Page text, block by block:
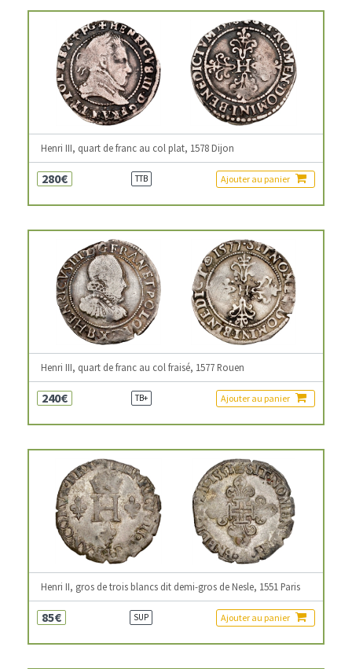
Henri III, quart de franc au col plat, 1578 Dijon
280€ TTB Ajouter au panier
Henri III, quart de franc au col fraisé, 1577 Rouen
240€ TB+ Ajouter au panier
Henri II, gros de trois blancs dit demi-gros de Nesle, 1551 Paris
85€ SUP Ajouter au panier